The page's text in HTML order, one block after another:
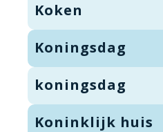
Koken
Koningsdag
koningsdag
Koninklijk huis